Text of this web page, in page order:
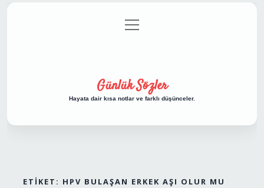
Gizlilik Politikası
menüyü
aç
Günlük Sözler
Hayata dair kısa notlar ve farklı düşünceler.
ETIKET: HPV BULAŞAN ERKEK AŞI OLUR MU